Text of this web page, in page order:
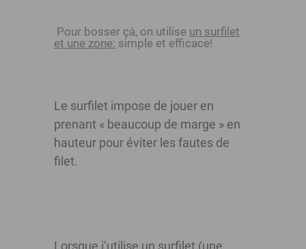
Pour bosser çà, on utilise un surfilet
et une zone: simple et efficace!
Le surfilet impose de jouer en
prenant « beaucoup de marge » en
hauteur pour éviter les fautes de
filet.
Lorsque j’utilise un surfilet (une